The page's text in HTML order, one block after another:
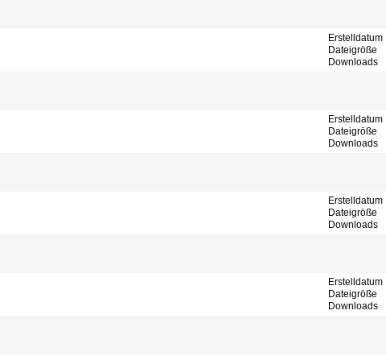
Erstelldatum
Dateigröße
Downloads
Erstelldatum
Dateigröße
Downloads
Erstelldatum
Dateigröße
Downloads
Erstelldatum
Dateigröße
Downloads